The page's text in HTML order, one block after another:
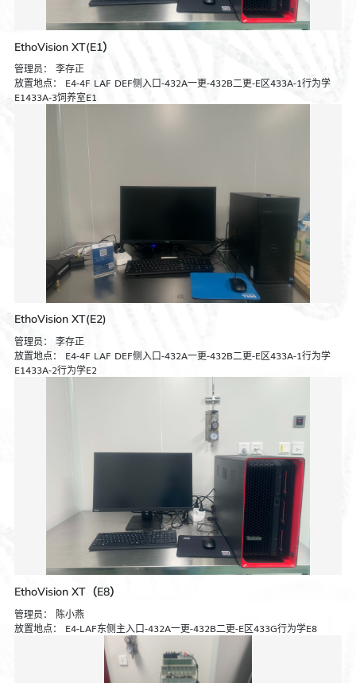
EthoVision XT(E1）
管理员： 李存正
放置地点： E4-4F LAF DEF侧入口-432A一更-432B二更-E区433A-1行为学
E1433A-3饲养室E1
EthoVision XT(E2)
管理员： 李存正
放置地点： E4-4F LAF DEF侧入口-432A一更-432B二更-E区433A-1行为学
E1433A-2行为学E2
EthoVision XT（E8）
管理员： 陈小燕
放置地点： E4-LAF东侧主入口-432A一更-432B二更-E区433G行为学E8